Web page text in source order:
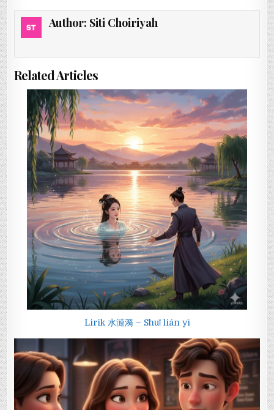
Author: Siti Choiriyah
Related Articles
Lirik 水漣漪 – Shuǐ lián yī